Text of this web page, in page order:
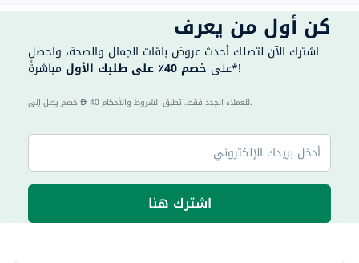
كن أول من يعرف
اشترك الآن لتصلك أحدث عروض باقات الجمال والصحة، واحصل
على خصم 40٪ على طلبك الأول مباشرةً*!
40 للعملاء الجدد فقط. تطبق الشروط والأحكام.
اشترك هنا